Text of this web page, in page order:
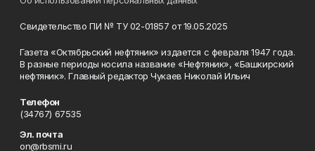
Свидетельство ПИ № ТУ 02-01857 от 19.05.2025
Газета «Октябрьский нефтяник» издается с февраля 1947 года.
В разные периоды носила название «Нефтяник», «Башкирский
нефтяник». Главный редактор Чукаев Николай Ильич
Телефон
(34767) 67535
Эл. почта
on@rbsmi.ru